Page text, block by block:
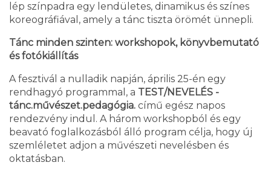
lép színpadra egy lendületes, dinamikus és színes
koreográfiával, amely a tánc tiszta örömét ünnepli.
Tánc minden szinten: workshopok, könyvbemutató
és fotókiállítás
A fesztivál a nulladik napján, április 25-én egy
rendhagyó programmal, a TEST/NEVELÉS -
tánc.művészet.pedagógia. című egész napos
rendezvény indul. A három workshopból és egy
beavató foglalkozásból álló program célja, hogy új
szemléletet adjon a művészeti nevelésben és
oktatásban.